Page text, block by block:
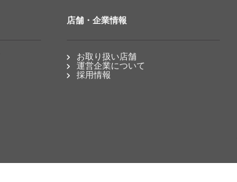
店舗・企業情報
お取り扱い店舗
運営企業について
採用情報